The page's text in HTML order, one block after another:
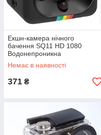
Екшн-камера нічного
бачення SQ11 HD 1080
Водонепроникна
Немає в наявності
371 ₴